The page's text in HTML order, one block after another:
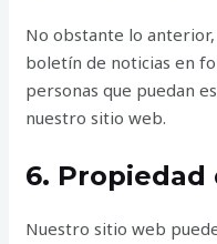
No obstante lo
boletín de noticias en
personas que puedan
nuestro sitio web.
6.
Nuestro sitio web